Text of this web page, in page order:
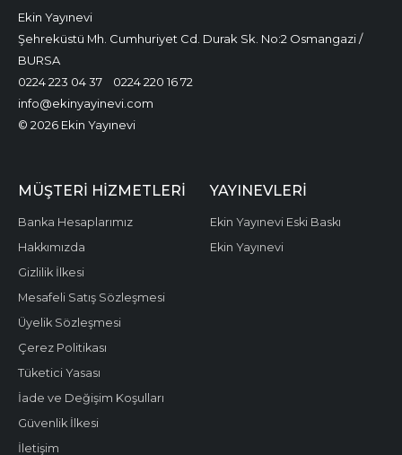
Ekin Yayınevi
Şehreküstü Mh. Cumhuriyet Cd. Durak Sk. No:2 Osmangazi /
BURSA
0224 223 04 37
0224 220 16 72
info@ekinyayinevi.com
© 2026 Ekin Yayınevi
MÜŞTERI HIZMETLERI
Banka Hesaplarımız
Hakkımızda
Gizlilik İlkesi
Mesafeli Satış Sözleşmesi
Üyelik Sözleşmesi
Çerez Politikası
Tüketici Yasası
İade ve Değişim Koşulları
Güvenlik İlkesi
İletişim
YAYINEVLERI
Ekin Yayınevi Eski Baskı
Ekin Yayınevi